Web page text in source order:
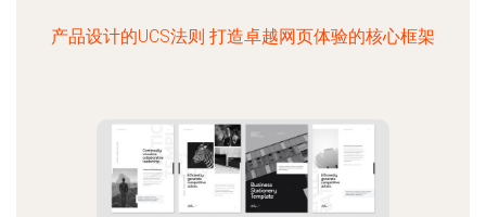
产品设计的UCS法则 打造卓越网页体验的核心框架